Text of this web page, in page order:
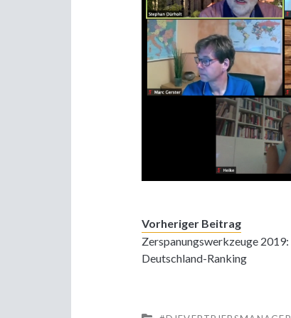
Vorheriger Beitrag
Zerspanungswerkzeuge 2019:
Deutschland-Ranking